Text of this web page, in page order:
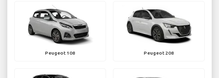
Peugeot 108 Peugeot 208